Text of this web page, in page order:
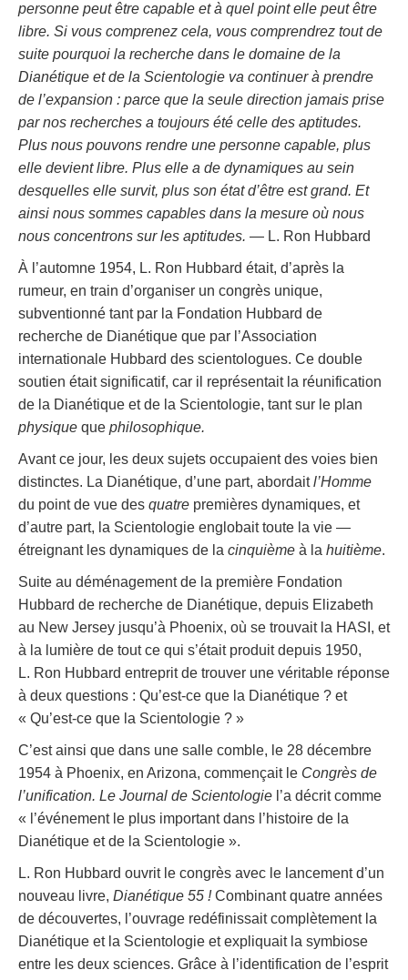
personne peut être capable et à quel point elle peut être
libre. Si vous comprenez cela, vous comprendrez tout de
suite pourquoi la recherche dans le domaine de la
Dianétique et de la Scientologie va continuer à prendre
de l’expansion : parce que la seule direction jamais prise
par nos recherches a toujours été celle des aptitudes.
Plus nous pouvons rendre une personne capable, plus
elle devient libre. Plus elle a de dynamiques au sein
desquelles elle survit, plus son état d’être est grand. Et
ainsi nous sommes capables dans la mesure où nous
nous concentrons sur les aptitudes. — L. Ron Hubbard
À l’automne 1954, L. Ron Hubbard était, d’après la
rumeur, en train d’organiser un congrès unique,
subventionné tant par la Fondation Hubbard de
recherche de Dianétique que par l’Association
internationale Hubbard des scientologues. Ce double
soutien était significatif, car il représentait la réunification
de la Dianétique et de la Scientologie, tant sur le plan
physique que philosophique.
Avant ce jour, les deux sujets occupaient des voies bien
distinctes. La Dianétique, d’une part, abordaitl’Homme
du point de vue des quatre premières dynamiques, et
d’autre part, la Scientologie englobait toute la vie —
étreignant les dynamiques de la cinquième à la huitième.
Suite au déménagement de la première Fondation
Hubbard de recherche de Dianétique, depuis Elizabeth
au New Jersey jusqu’à Phoenix, où se trouvait la HASI, et
à la lumière de tout ce qui s’était produit depuis 1950,
L. Ron Hubbard entreprit de trouver une véritable réponse
à deux questions : Qu’est-ce que la Dianétique ? et
« Qu’est-ce que la Scientologie ? »
C’est ainsi que dans une salle comble, le 28 décembre
1954 à Phoenix, en Arizona, commençait le Congrès de
l’unification. Le Journal de Scientologie l’a décrit comme
« l’événement le plus important dans l’histoire de la
Dianétique et de la Scientologie ».
L. Ron Hubbard ouvrit le congrès avec le lancement d’un
nouveau livre, Dianétique 55 !Combinant quatre années
de découvertes, l’ouvrage redéfinissait complètement la
Dianétique et la Scientologie et expliquait la symbiose
entre les deux sciences. Grâce à l’identification de l’esprit